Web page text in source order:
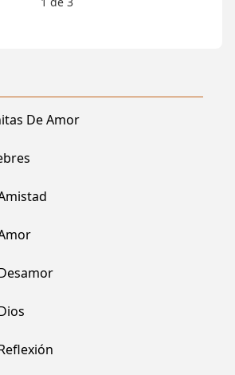
De Amor